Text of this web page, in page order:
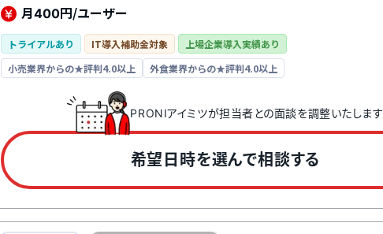
月400円/ユーザー
トライアルあり IT導入補助金対象
上場企業導入実績あり
小売業界からの★評判4.0以上
外食業界からの★評判4.0以上
PRONIアイミツが担当者との面談を調整いたします
希望日時を選んで相談する